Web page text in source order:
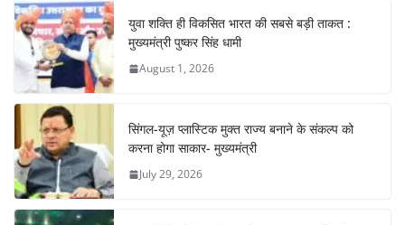
युवा शक्ति ही विकसित भारत की सबसे बड़ी ताकत :
मुख्यमंत्री पुष्कर सिंह धामी
August 1, 2026
सिंगल-यूज़ प्लास्टिक मुक्त राज्य बनाने के संकल्प को
करना होगा साकार- मुख्यमंत्री
July 29, 2026